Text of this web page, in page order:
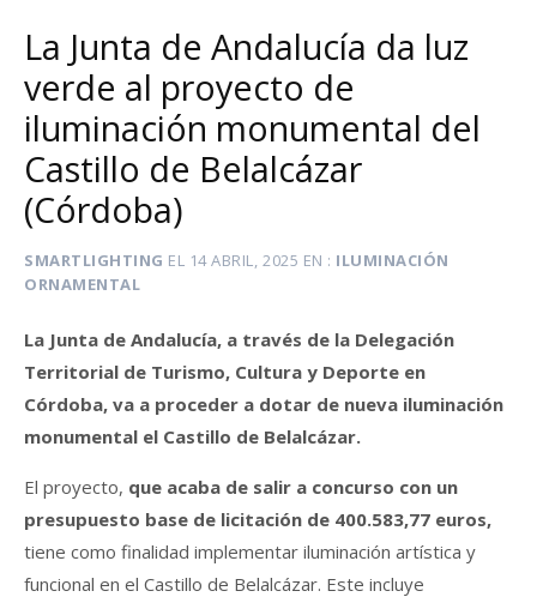
La Junta de Andalucía da luz
verde al proyecto de
iluminación monumental del
Castillo de Belalcázar
(Córdoba)
SMARTLIGHTING EL 14 ABRIL, 2025 EN
ILUMINACIÓN
ORNAMENTAL
La Junta de Andalucía, a través de la Delegación
Territorial de Turismo, Cultura y Deporte en
Córdoba, va a proceder a dotar de nueva iluminación
monumental el Castillo de Belalcázar.
El proyecto, que acaba de salir a concurso con un
presupuesto base de licitación de 400.583,77 euros,
tiene como finalidad implementar iluminación artística y
funcional en el Castillo de Belalcázar. Este incluye